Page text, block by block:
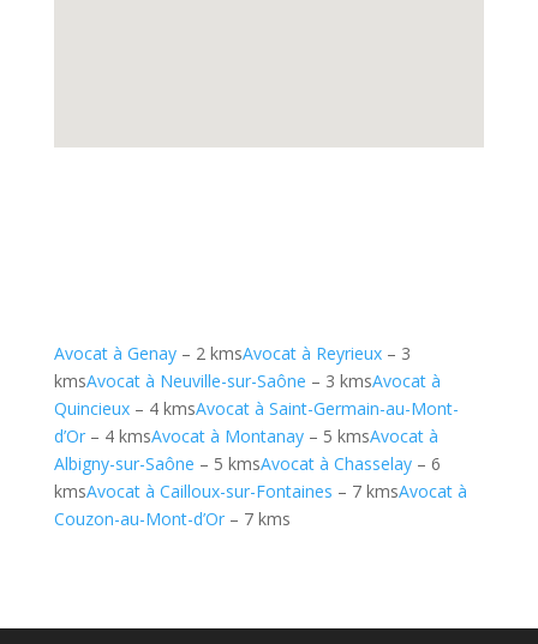
Avocat à Genay– 2 kmsAvocat à Reyrieux– 3
kmsAvocat à Neuville-sur-Saône – 3 kmsAvocat à
Quincieux– 4 kmsAvocat à Saint-Germain-au-Mont-
d’Or– 4 kmsAvocat à Montanay– 5 kmsAvocat à
Albigny-sur-Saône – 5 kmsAvocat à Chasselay– 6
kmsAvocat à Cailloux-sur-Fontaines – 7 kmsAvocat à
Couzon-au-Mont-d’Or– 7 kms